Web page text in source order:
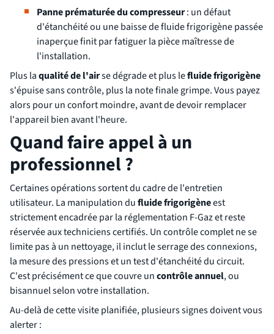
Panne prématurée du compresseur: un défaut
d'étanchéité ou une baisse de fluide frigorigène passée
inaperçue finit par fatiguer la pièce maîtresse de
l'installation.
Plus laqualité de l'airse dégrade et plus lefluide frigorigène
s'épuise sans contrôle, plus la note finale grimpe. Vous payez
alors pour un confort moindre, avant de devoir remplacer
l'appareil bien avant l'heure.
Quand faire appel à un
professionnel ?
Certaines opérations sortent du cadre de l'entretien
utilisateur. La manipulation dufluide frigorigèneest
strictement encadrée par la réglementation F-Gaz et reste
réservée aux techniciens certifiés. Un contrôle complet ne se
limite pas à un nettoyage, il inclut le serrage des connexions,
la mesure des pressions et un test d'étanchéité du circuit.
C'est précisément ce que couvre uncontrôle annuel, ou
bisannuel selon votre installation.
Au-delà de cette visite planifiée, plusieurs signes doivent vous
alerter :